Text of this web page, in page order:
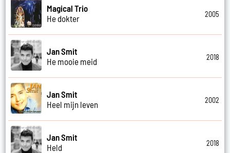
Magical Trio
He dokter
2005
Jan Smit
He mooie meid
2018
Jan Smit
Heel mijn leven
2002
Jan Smit
Held
2018